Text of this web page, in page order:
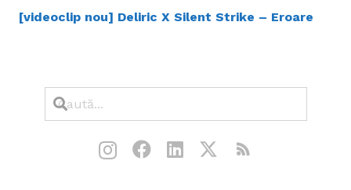
[videoclip nou] Deliric X Silent Strike – Eroare